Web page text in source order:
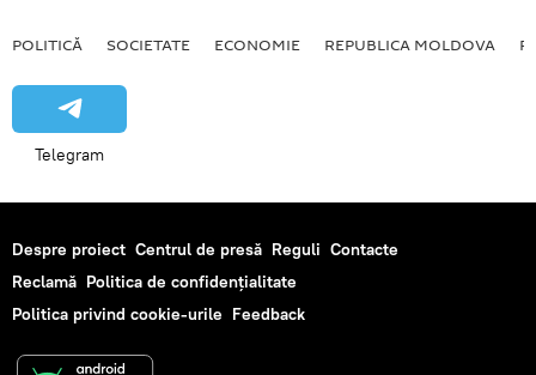
POLITICĂ SOCIETATE ECONOMIE REPUBLICA MOLDOVA
Telegram
Despre proiect Centrul de presă Reguli Contacte
Reclamă Politica de confidențialitate
Politica privind cookie-urile Feedback